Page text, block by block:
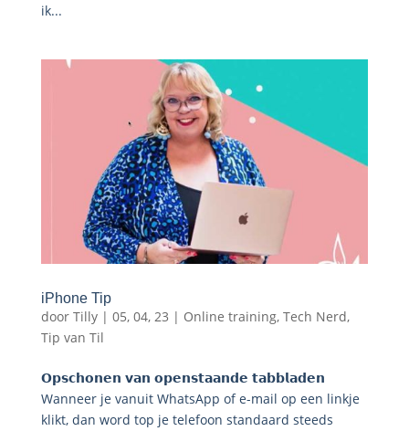
ik...
iPhone Tip
door Tilly| 05, 04, 23 | Online training, Tech Nerd,
Tip van Til
𝗢𝗽𝘀𝗰𝗵𝗼𝗻𝗲𝗻 𝘃𝗮𝗻 𝗼𝗽𝗲𝗻𝘀𝘁𝗮𝗮𝗻𝗱𝗲 𝘁𝗮𝗯𝗯𝗹𝗮𝗱𝗲𝗻
Wanneer je vanuit WhatsApp of e-mail op een linkje
klikt, dan word top je telefoon standaard steeds